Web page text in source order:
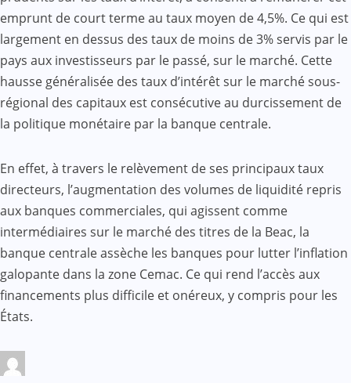
emprunt de court terme au taux moyen de 4,5%. Ce qui est
largement en dessus des taux de moins de 3% servis par le
pays aux investisseurs par le passé, sur le marché. Cette
hausse généralisée des taux d’intérêt sur le marché sous-
régional des capitaux est consécutive au durcissement de
la politique monétaire par la banque centrale.
En effet, à travers le relèvement de ses principaux taux
directeurs, l’augmentation des volumes de liquidité repris
aux banques commerciales, qui agissent comme
intermédiaires sur le marché des titres de la Beac, la
banque centrale assèche les banques pour lutter l’inflation
galopante dans la zone Cemac. Ce qui rend l’accès aux
financements plus difficile et onéreux, y compris pour les
États.